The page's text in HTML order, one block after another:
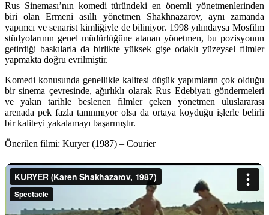
Rus Sineması’nın komedi türündeki en önemli yönetmenlerinden
biri olan Ermeni asıllı yönetmen Shakhnazarov, aynı zamanda
yapımcı ve senarist kimliğiyle de biliniyor. 1998 yılındaysa Mosfilm
stüdyolarının genel müdürlüğüne atanan yönetmen, bu pozisyonun
getirdiği baskılarla da birlikte yüksek gişe odaklı yüzeysel filmler
yapmakta doğru evrilmiştir.
Komedi konusunda genellikle kalitesi düşük yapımların çok olduğu
bir sinema çevresinde, ağırlıklı olarak Rus Edebiyatı göndermeleri
ve yakın tarihle beslenen filmler çeken yönetmen uluslararası
arenada pek fazla tanınmıyor olsa da ortaya koyduğu işlerle belirli
bir kaliteyi yakalamayı başarmıştır.
Önerilen filmi: Kuryer (1987) – Courier